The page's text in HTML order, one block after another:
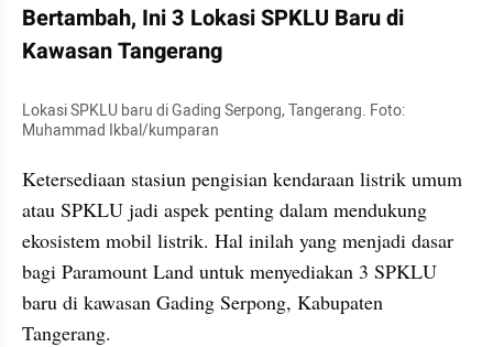
Bertambah, Ini 3 Lokasi SPKLU Baru di
Kawasan Tangerang
Lokasi SPKLU baru di Gading Serpong, Tangerang. Foto:
Muhammad Ikbal/kumparan
Ketersediaan stasiun pengisian kendaraan listrik umum
atau SPKLU jadi aspek penting dalam mendukung
ekosistem mobil listrik. Hal inilah yang menjadi dasar
bagi Paramount Land untuk menyediakan 3 SPKLU
baru di kawasan Gading Serpong, Kabupaten
Tangerang.